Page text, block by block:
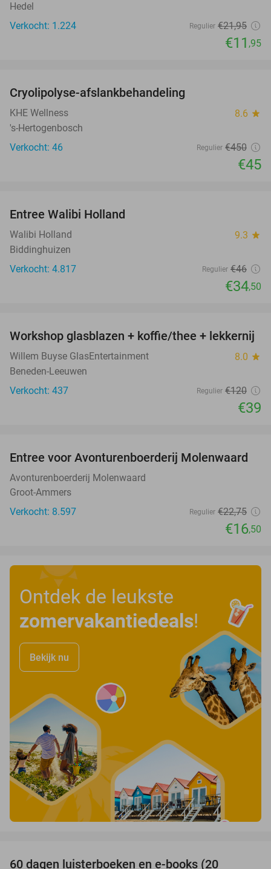
Hedel
Verkocht: 1.224
Regulier €21,95
€11 ,95
Cryolipolyse-afslankbehandeling
KHE Wellness 8.6 star
's-Hertogenbosch
Verkocht: 46
Regulier €450
€45
Entree Walibi Holland
Walibi Holland 9.3 star
Biddinghuizen
Verkocht: 4.817
Regulier €46
€34,50
68%
Workshop glasblazen + koffie/thee + lekkernij
Willem Buyse GlasEntertainment 8.0 star
Beneden-Leeuwen
Verkocht: 437
Regulier €120
€39
27%
Entree voor Avonturenboerderij Molenwaard
Avonturenboerderij Molenwaard
Groot-Ammers
Verkocht: 8.597
Regulier €22,75
€16,50
Ontdek de leukste
zomervakantiedeals!
Bekijk nu
60 dagen luisterboeken en e-books (20